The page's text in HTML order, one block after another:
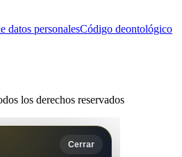
datos personalesCódigo deontológico
los derechos reservados
Cerrar